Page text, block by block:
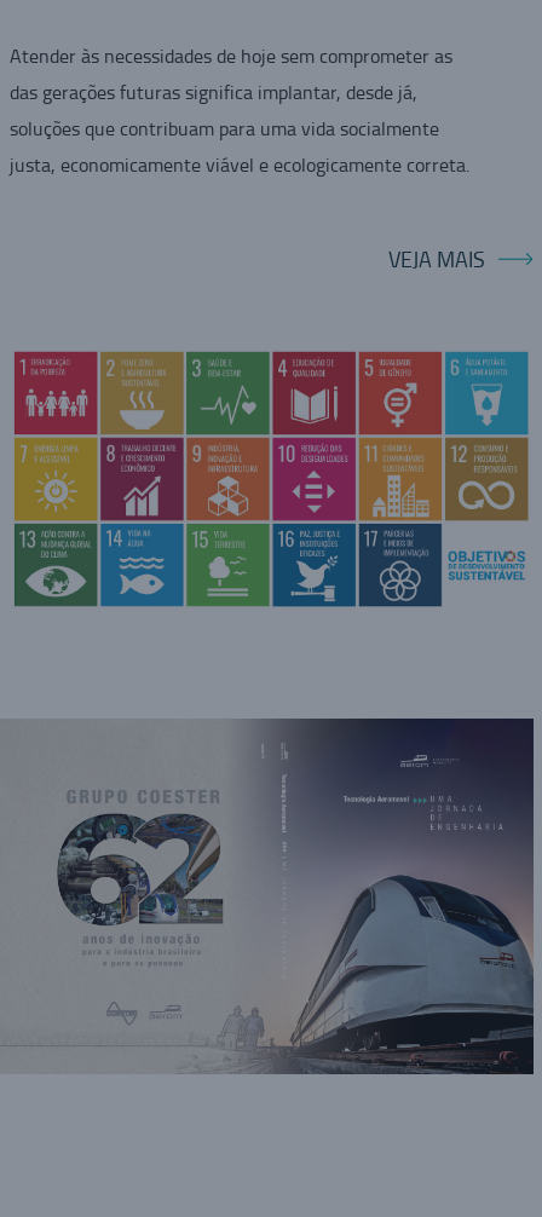
Atender às necessidades de hoje sem comprometer as
das gerações futuras significa implantar, desde já,
soluções que contribuam para uma vida socialmente
justa, economicamente viável e ecologicamente correta.
VEJA MAIS